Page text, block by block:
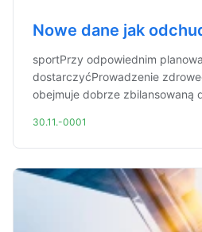
Nowe dane jak
sportPrzy odpowiednim
dostarczyćProwadzenie
obejmuje dobrze zbilansowaną
30.11.-0001